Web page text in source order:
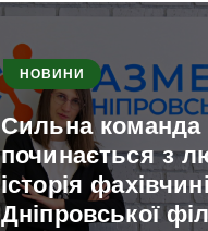
НОВИНИ
Сильна команда
починається з
історія
Дніпровської